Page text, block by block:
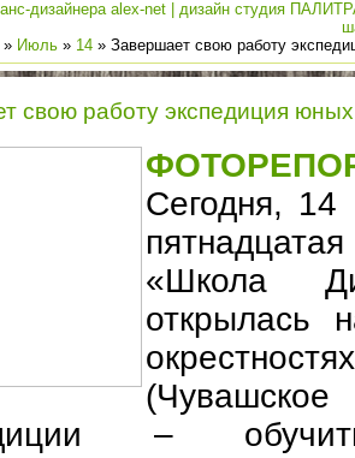
» Июль » 14 » Завершает свою работу
свою работу экспедиция
Сегодня,
«Школа
открылась
–